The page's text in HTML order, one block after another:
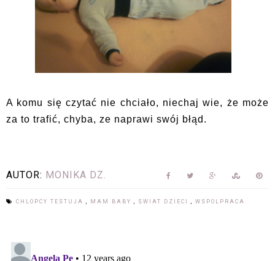
A komu się czytać nie chciało, niechaj wie, że może
za to trafić, chyba, ze naprawi swój błąd.
AUTOR: MONIKA DZ.
CHLOPCY TESTUJA MAM BABY SWIAT DZIECI WSPOLPRACA